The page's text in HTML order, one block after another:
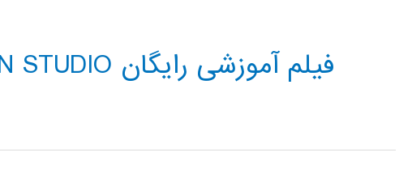
فیلم آموزشی رایگان AUTOMATION STUDIO